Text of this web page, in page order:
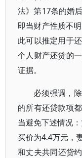
法》第17条的婚
即当财产性质不
此可以推定用于
个人财产还贷的
证据。
必须强调，
的所有还贷款项
当避免下述情况
买价为4.4万元，
和丈夫共同还贷